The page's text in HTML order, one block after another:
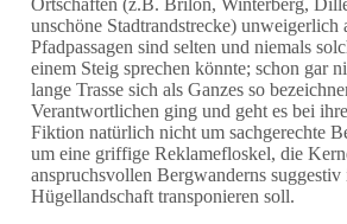
unschöne Stadtrandstrecke) unweigerlich
Pfadpassagen sind selten und niemals
einem Steig sprechen könnte; schon gar
lange Trasse sich als Ganzes so
Verantwortlichen ging und geht es bei
Fiktion natürlich nicht um sachgerechte
um eine griffige Reklamefloskel, die
anspruchsvollen Bergwanderns
Hügellandschaft transponieren soll.